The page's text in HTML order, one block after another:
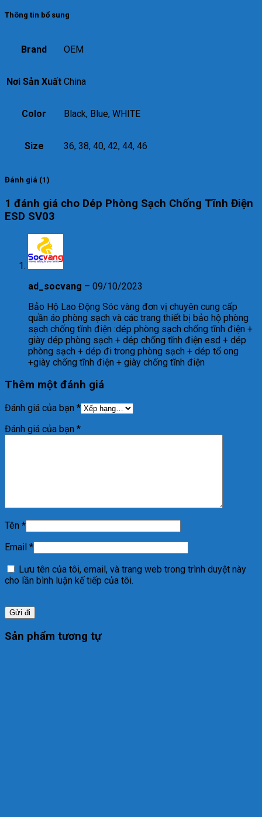
Thông tin bổ sung
Brand OEM
Nơi Sản Xuất China
Color Black, Blue, WHITE
Size 36, 38, 40, 42, 44, 46
Đánh giá (1)
1 đánh giá cho Dép Phòng Sạch Chống Tĩnh Điện
ESD SV03
ad_socvang – 09/10/2023
Bảo Hộ Lao Động Sóc vàng đơn vị chuyên cung cấp
quần áo phòng sạch và các trang thiết bị bảo hộ phòng
sạch chống tĩnh điện :dép phòng sạch chống tĩnh điện +
giày dép phòng sạch + dép chống tĩnh điện esd + dép
phòng sạch + dép đi trong phòng sạch + dép tổ ong
+giày chống tĩnh điện + giày chống tĩnh điện
Thêm một đánh giá
Đánh giá của bạn *
Đánh giá của bạn *
Tên *
Email *
Lưu tên của tôi, email, và trang web trong trình duyệt này
cho lần bình luận kế tiếp của tôi.
Sản phẩm tương tự